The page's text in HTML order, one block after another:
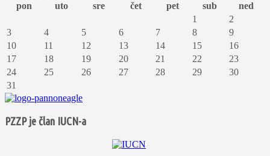
pon
uto sre čet pet sub
ned
1
2
3
4 5 6 7 8
9
10
11 12 13 14 15
16
17
18 19 20 21 22
23
24
25 26 27 28 29
30
31
PZZP je član IUCN-a